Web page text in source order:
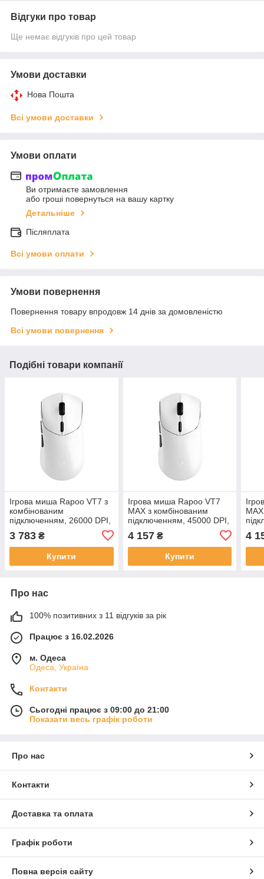
Відгуки про товар
Ще немає відгуків про цей товар
Умови доставки
Нова Пошта
Всі умови доставки
Умови оплати
Ви отримаєте замовлення
або гроші повернуться на вашу картку
Детальніше
Післяплата
Всі умови оплати
Умови повернення
Повернення товару впродовж 14 днів за домовленістю
Всі умови повернення
Подібні товари компанії
Ігрова миша Rapoo VT7 з
комбінованим
підключенням, 26000 DPI,
8kHz, white +зарядна база
з RGB-підсвічуванням
3 783 ₴
Купити
Ігрова миша Rapoo VT7
MAX з комбінованим
підключенням, 45000 DPI,
4 157₴
Купити
4
Про нас
100% позитивних з 11 відгуків за рік
Працює з 16.02.2026
м. Одеса
Одеса, Україна
Контакти
Сьогодні працює з 09:00 до 21:00
Показати весь графік роботи
Про нас
Контакти
Доставка та оплата
Графік роботи
Повна версія сайту